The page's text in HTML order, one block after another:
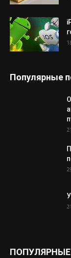
Популярные
ПОПУЛЯРНЫЕ